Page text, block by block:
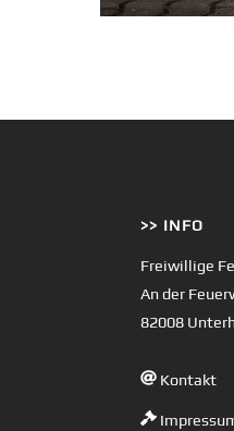
>> INFO
Freiwillige
An der
82008
Kontakt